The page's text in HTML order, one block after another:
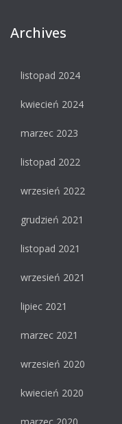
Archives
listopad 2024
kwiecień 2024
marzec 2023
listopad 2022
wrzesień 2022
grudzień 2021
listopad 2021
wrzesień 2021
lipiec 2021
marzec 2021
wrzesień 2020
kwiecień 2020